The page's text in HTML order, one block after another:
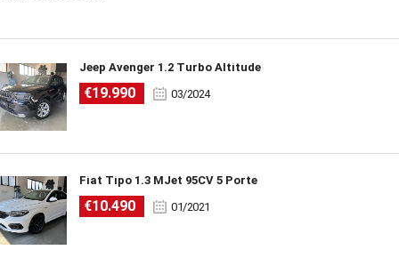
Jeep Avenger 1.2 Turbo Altitude
€19.990 03/2024
Fiat Tipo 1.3 MJet 95CV 5 Porte
€10.490 01/2021